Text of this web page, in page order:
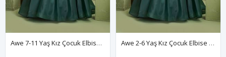
Awe 7-11 Yaş Kız Çocuk Elbise 30166 Yeşil Awe 2-6 Yaş Kız Çocuk Elbise 20166 Yeşil